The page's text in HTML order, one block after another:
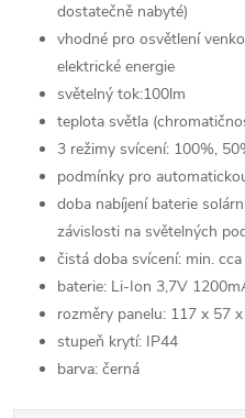
dostatečně nabyté)
vhodné pro osvětlení
elektrické energie
světelný tok:100lm
teplota světla
3 režimy svícení: 100%,
podmínky pro
doba nabíjení baterie
závislosti na světelných
čistá doba svícení: min.
baterie: Li-Ion 3,7V
rozměry panelu: 117 x 57
stupeň krytí: IP44
barva: černá